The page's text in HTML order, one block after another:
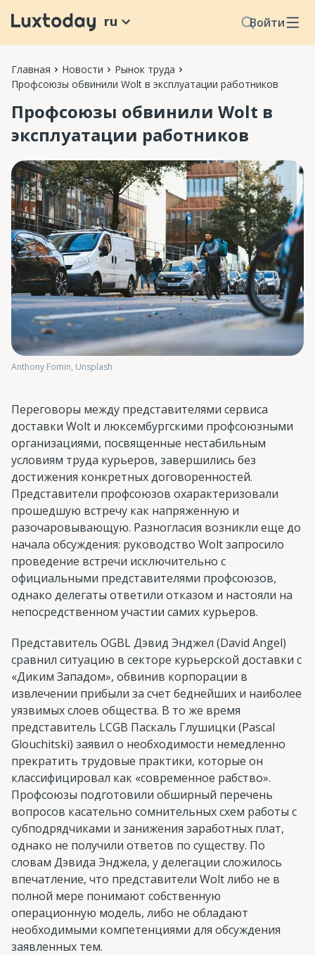
Войти
ru
Главная Новости
Рынок труда
Профсоюзы обвинили Wolt в эксплуатации работников
Профсоюзы обвинили Wolt в
эксплуатации работников
Anthony Fomin, Unsplash
Переговоры между представителями сервиса
доставки Wolt и люксембургскими профсоюзными
организациями, посвященные нестабильным
условиям труда курьеров, завершились без
достижения конкретных договоренностей.
Представители профсоюзов охарактеризовали
прошедшую встречу как напряженную и
разочаровывающую. Разногласия возникли еще до
начала обсуждения: руководство Wolt запросило
проведение встречи исключительно с
официальными представителями профсоюзов,
однако делегаты ответили отказом и настояли на
непосредственном участии самих курьеров.
Представитель OGBL Дэвид Энджел (David Angel)
сравнил ситуацию в секторе курьерской доставки с
«Диким Западом», обвинив корпорации в
извлечении прибыли за счет беднейших и наиболее
уязвимых слоев общества. В то же время
представитель LCGB Паскаль Глушицки (Pascal
Glouchitski) заявил о необходимости немедленно
прекратить трудовые практики, которые он
классифицировал как «современное рабство».
Профсоюзы подготовили обширный перечень
вопросов касательно сомнительных схем работы с
субподрядчиками и занижения заработных плат,
однако не получили ответов по существу. По
словам Дэвида Энджела, у делегации сложилось
впечатление, что представители Wolt либо не в
полной мере понимают собственную
операционную модель, либо не обладают
необходимыми компетенциями для обсуждения
заявленных тем.